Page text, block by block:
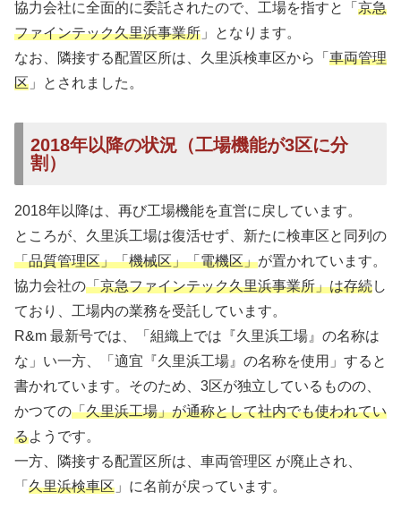
協力会社に全面的に委託されたので、工場を指すと「 京急
ファインテック久里浜事業所 」となります。
なお、隣接する配置区所は、久里浜検車区から「 車両管理
区 」とされました。
2018年以降の状況（工場機能が3区に分
割）
2018年以降は、再び工場機能を直営に戻しています。
ところが、久里浜工場は復活せず、新たに検車区と同列の
「品質管理区」「機械区」「電機区」が置かれています。
協力会社の「京急ファインテック久里浜事業所」は存続し
ており、工場内の業務を受託しています。
R&m 最新号では、「組織上では『久里浜工場』の名称は
な」い一方、「適宜『久里浜工場』の名称を使用」すると
書かれています。そのため、3区が独立しているものの、
かつての「久里浜工場」が通称として社内でも使われてい
るようです。
一方、隣接する配置区所は、車両管理区 が廃止され、
「 久里浜検車区 」に名前が戻っています。